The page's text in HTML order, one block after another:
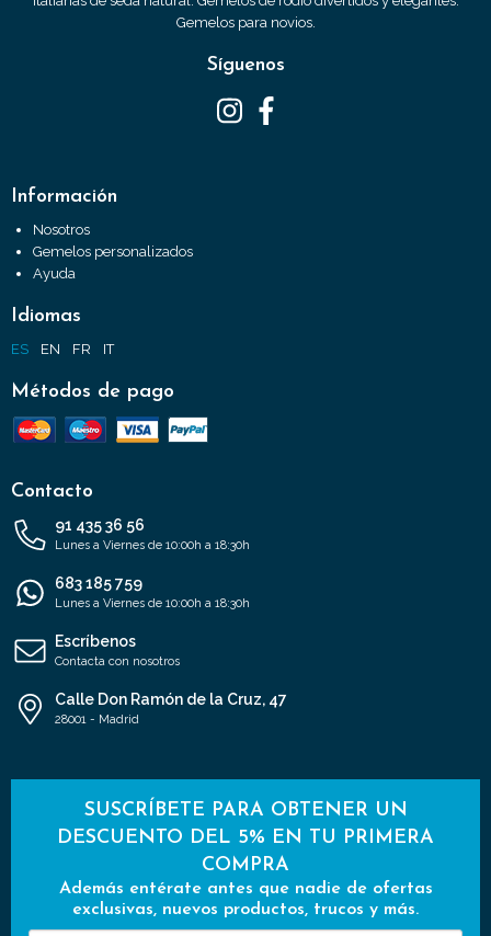
Gemelos para novios.
Síguenos
Información
Nosotros
Gemelos personalizados
Ayuda
Idiomas
ES EN FR IT
Métodos de pago
Contacto
91 435 36 56
Lunes a Viernes de 10:00h a 18:30h
683 185 759
Lunes a Viernes de 10:00h a 18:30h
Escríbenos
Contacta con nosotros
Calle Don Ramón de la Cruz, 47
28001 - Madrid
SUSCRÍBETE PARA OBTENER UN
DESCUENTO DEL 5% EN TU PRIMERA
COMPRA
Además entérate antes que nadie de ofertas
exclusivas, nuevos productos, trucos y más.